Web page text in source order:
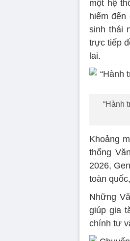
một hệ
hiểm
sinh thái
trực tiếp
lai.
“Hành
Khoảng
thống
2026,
toàn
Những
giúp gia
chính tư